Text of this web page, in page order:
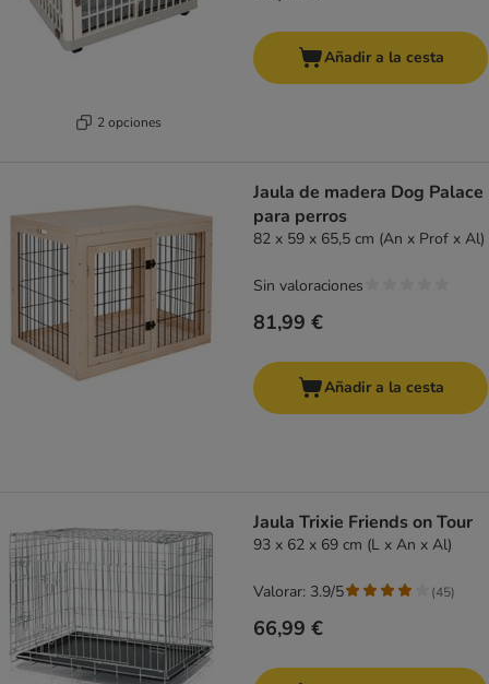
2 opciones
Añadir a la cesta
Jaula de madera Dog Palace
para perros
82 x 59 x 65,5 cm (An x Prof x Al)
81,99 €
Sin valoraciones
Añadir a la cesta
Jaula Trixie Friends on Tour
93 x 62 x 69 cm (L x An x Al)
66,99 €
Valorar: 3.9/5 (45)